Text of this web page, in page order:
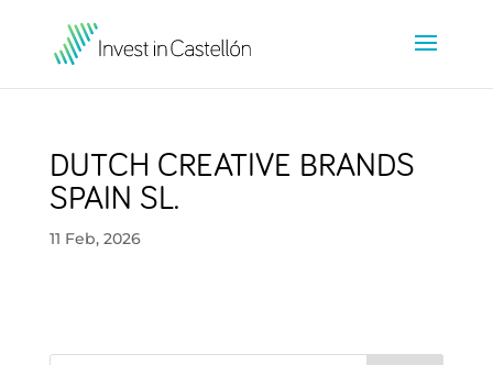
DUTCH CREATIVE BRANDS
SPAIN SL.
11 Feb, 2026